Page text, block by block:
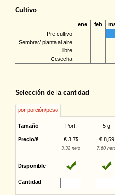
Cultivo
ene feb
Pre-cultivo
Sembrar/ planta al aire
libre
Cosecha
Selección de la cantidad
por porción/peso
Tamaño Port. 5 g
Precio/€ € 3,75 € 8,59
3,32 neto 7,60
Disponible
Cantidad